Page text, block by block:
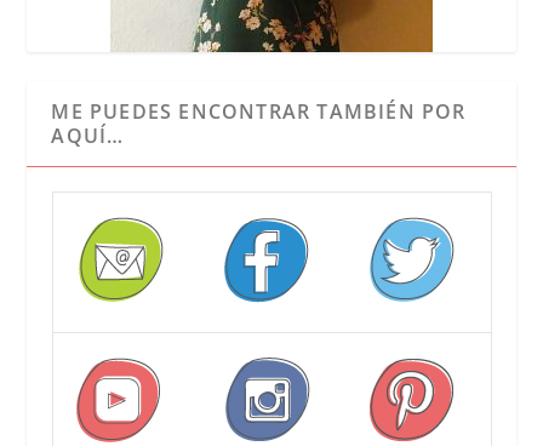
ME PUEDES ENCONTRAR TAMBIÉN POR
AQUÍ…